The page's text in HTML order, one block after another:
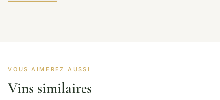
VOUS AIMEREZ AUSSI
Vins similaires